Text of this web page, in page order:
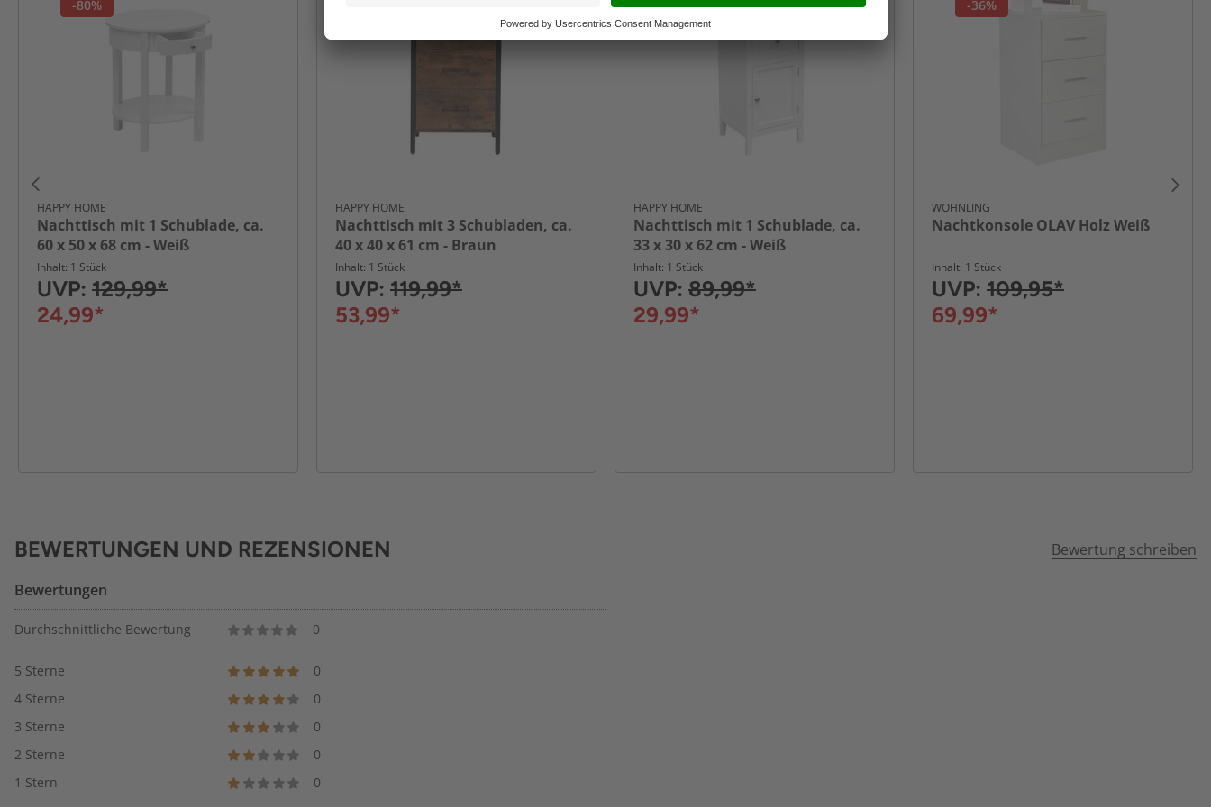
-80%
HAPPY HOME
Nachttisch mit 1 Schublade, ca.
60 x 50 x 68 cm - Weiß
Inhalt: 1 Stück
UVP: 129,99*
24,99*
HAPPY HOME
Nachttisch mit 3 Schubladen, ca.
40 x 40 x 61 cm - Braun
Inhalt: 1 Stück
UVP: 119,99*
53,99*
-66%
HAPPY HOME
Nachttisch mit 1 Schublade, ca.
33 x 30 x 62 cm - Weiß
Inhalt: 1 Stück
UVP: 89,99*
29,99*
-36%
WOHNLING
Nachtkonsole OLAV Holz Weiß
Inhalt: 1 Stück
UVP: 109,95*
69,99*
BEWERTUNGEN UND REZENSIONEN Bewertung schreiben
Bewertungen
Durchschnittliche Bewertung 0
5 Sterne
0
4 Sterne
0
3 Sterne
0
2 Sterne
0
1 Stern
0